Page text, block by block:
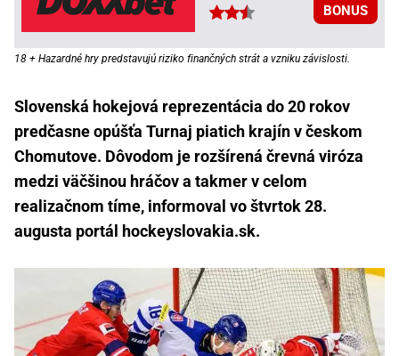
BONUS
18 + Hazardné hry predstavujú riziko finančných strát a vzniku závislosti.
Slovenská hokejová reprezentácia do 20 rokov
predčasne opúšťa Turnaj piatich krajín v českom
Chomutove. Dôvodom je rozšírená črevná viróza
medzi väčšinou hráčov a takmer v celom
realizačnom tíme, informoval vo štvrtok 28.
augusta portál hockeyslovakia.sk.